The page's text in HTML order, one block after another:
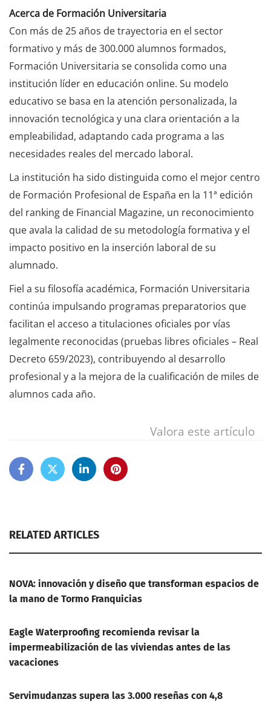
Acerca de Formación Universitaria
Con más de 25 años de trayectoria en el sector
formativo y más de 300.000 alumnos formados,
Formación Universitaria se consolida como una
institución líder en educación online. Su modelo
educativo se basa en la atención personalizada, la
innovación tecnológica y una clara orientación a la
empleabilidad, adaptando cada programa a las
necesidades reales del mercado laboral.
La institución ha sido distinguida como el mejor centro
de Formación Profesional de España en la 11ª edición
del ranking de Financial Magazine, un reconocimiento
que avala la calidad de su metodología formativa y el
impacto positivo en la inserción laboral de su
alumnado.
Fiel a su filosofía académica, Formación Universitaria
continúa impulsando programas preparatorios que
facilitan el acceso a titulaciones oficiales por vías
legalmente reconocidas (pruebas libres oficiales – Real
Decreto 659/2023), contribuyendo al desarrollo
profesional y a la mejora de la cualificación de miles de
alumnos cada año.
Valora este artículo
RELATED ARTICLES
NOVA: innovación y diseño que transforman espacios de
la mano de Tormo Franquicias
Eagle Waterproofing recomienda revisar la
impermeabilización de las viviendas antes de las
vacaciones
Servimudanzas supera las 3.000 reseñas con 4,8